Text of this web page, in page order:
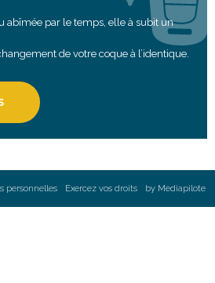
abîmée par le temps, elle à subit un
de votre coque à l’identique.
personnelles Exercez vos droits by Mediapilote